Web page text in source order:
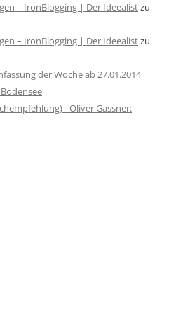
– IronBlogging | Der Ideealistzu
– IronBlogging | Der Ideealistzu
der Woche ab 27.01.2014
- Oliver Gassner: